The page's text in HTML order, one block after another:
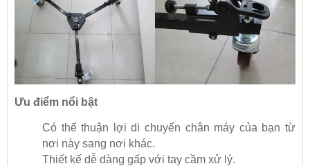
Ưu điểm nổi bật
Có thể thuận lợi di chuyển chân máy của bạn từ
nơi này sang nơi khác.
Thiết kế dễ dàng gấp với tay cầm xử lý.